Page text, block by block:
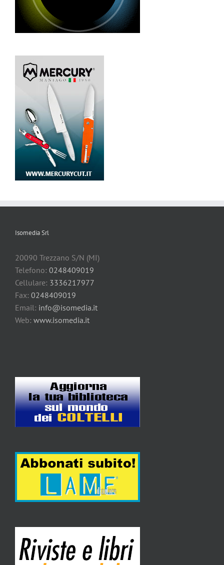
Isomedia Srl
20090 Trezzano S/N (MI)
Telefono: 0248409019
Cellulare: 3336217977
Fax: 0248409019
Email: info@isomedia.it
Web: www.isomedia.it